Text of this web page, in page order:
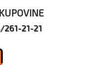
21-21